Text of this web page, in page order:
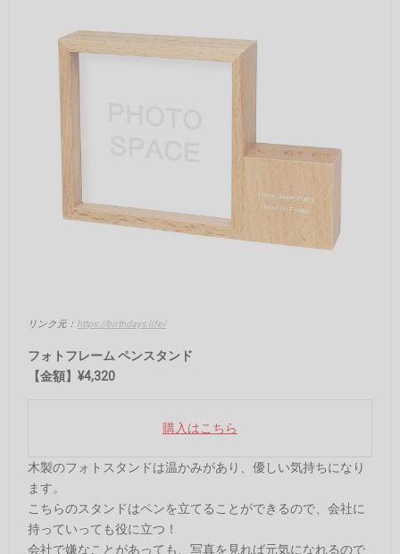
リンク元： https://birthdays.life/
フォトフレーム ペンスタンド
【金額】¥4,320
購入はこちら
木製のフォトスタンドは温かみがあり、優しい気持ちになり
ます。
こちらのスタンドはペンを立てることができるので、会社に
持っていっても役に立つ！
会社で嫌なことがあっても、写真を見れば元気になれるので